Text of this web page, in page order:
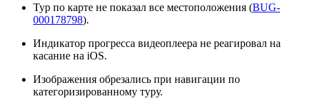
Тур по карте не показал все местоположения (BUG-
000178798).
Индикатор прогресса видеоплеера не реагировал на
касание на iOS.
Изображения обрезались при навигации по
категоризированному туру.